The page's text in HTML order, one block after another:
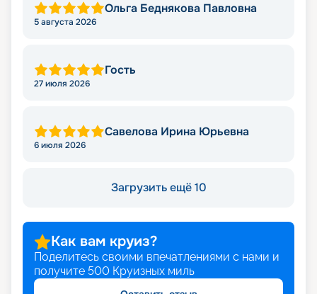
Ольга Беднякова Павловна
5 августа 2026
Гость
27 июля 2026
Савелова Ирина Юрьевна
6 июля 2026
Загрузить ещё 10
Как вам круиз?
Поделитесь своими впечатлениями с нами и
получите 500 Круизных миль